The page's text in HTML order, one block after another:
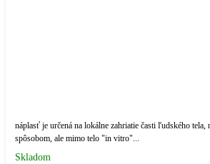
náplasť je určená na lokálne zahriatie časti ľudského
spôsobom, ale mimo telo "in vitro"...
Skladom